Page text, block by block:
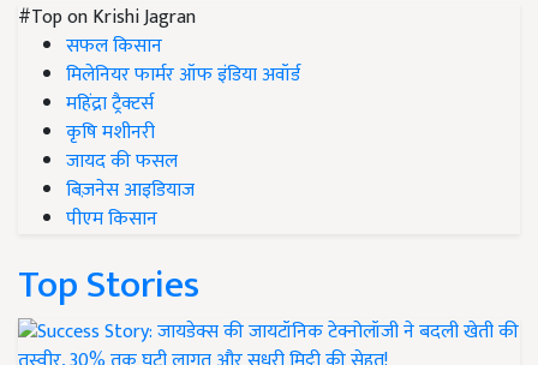
#Top on Krishi Jagran
सफल किसान
मिलेनियर फार्मर ऑफ इंडिया अवॉर्ड
महिंद्रा ट्रैक्टर्स
कृषि मशीनरी
जायद की फसल
बिज़नेस आइडियाज
पीएम किसान
Top Stories